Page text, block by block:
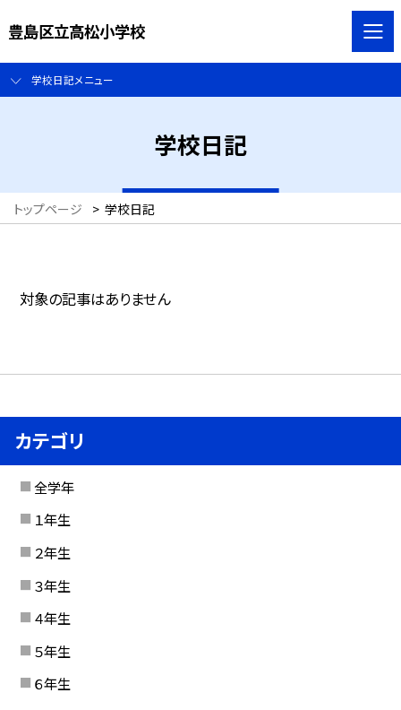
豊島区立高松小学校
学校日記メニュー
学校日記
トップページ > 学校日記
対象の記事はありません
カテゴリ
全学年
１年生
２年生
３年生
４年生
５年生
６年生